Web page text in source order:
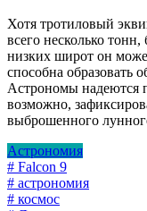
Хотя тротиловый
всего несколько
низких широт он
способна образовать
Астрономы надеются
возможно,
выброшенного
Астрономия
# Falcon 9
# астрономия
# космос